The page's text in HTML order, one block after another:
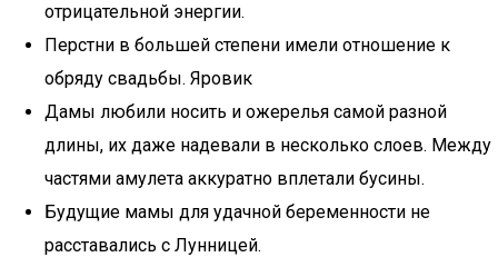
отрицательной энергии.
Перстни в большей степени имели отношение к
обряду свадьбы. Яровик
Дамы любили носить и ожерелья самой разной
длины, их даже надевали в несколько слоев. Между
частями амулета аккуратно вплетали бусины.
Будущие мамы для удачной беременности не
расставались с Лунницей.